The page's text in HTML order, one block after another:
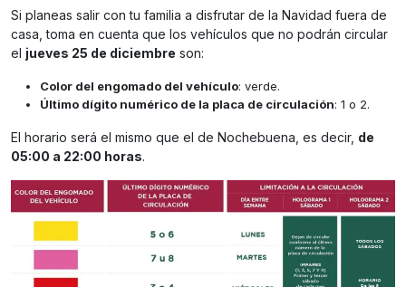
Si planeas salir con tu familia a disfrutar de la Navidad fuera de
casa, toma en cuenta que los vehículos que no podrán circular
el jueves 25 de diciembre son:
Color del engomado del vehículo: verde.
Último dígito numérico de la placa de circulación: 1 o 2.
El horario será el mismo que el de Nochebuena, es decir, de
05:00 a 22:00 horas.